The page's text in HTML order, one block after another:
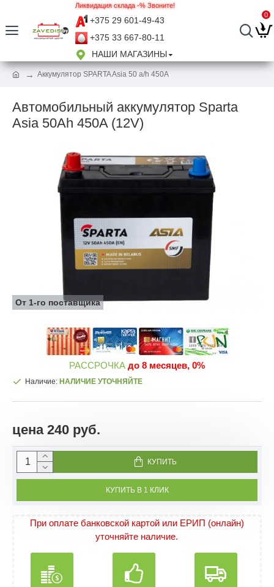
Ликвидация склада -% Звоните!
+375 29 601-49-43
+375 33 667-80-11
НАШИ МАГАЗИНЫ
0
Аккумулятор SPARTA Asia 50 a/h 450A
Автомобильный аккумулятор Sparta
Asia 50Ah 450A (12V)
От 1-го поставщика
РАССРОЧКА до 8 месяцев, 0%
Наличие: НАЛИЧИЕ УТОЧНЯЙТЕ
цена 240 руб.
КУПИТЬ
КУПИТЬ В 1 КЛИК
При оплате банковской картой или ЕРИП (онлайн)
уточняйте наличие.